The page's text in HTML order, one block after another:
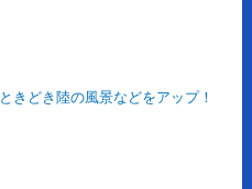
きどき陸の風景などをアップ！